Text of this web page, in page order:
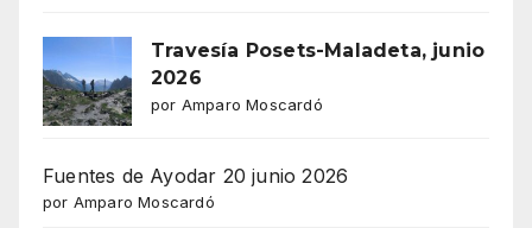
Travesía Posets-Maladeta, junio
2026
por Amparo Moscardó
Fuentes de Ayodar 20 junio 2026
por Amparo Moscardó